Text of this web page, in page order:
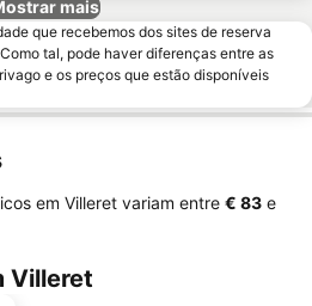
mais
que recebemos dos sites de reserva
tal, pode haver diferenças entre as
e os preços que estão disponíveis
em Villeret variam entre ‎€ 83 e
Villeret